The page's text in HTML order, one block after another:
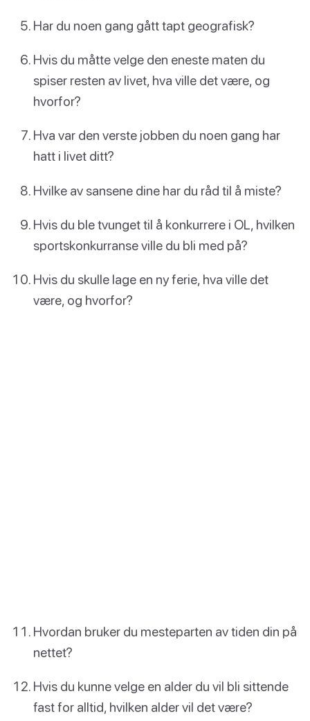
Har du noen gang gått tapt geografisk?
Hvis du måtte velge den eneste maten du
spiser resten av livet, hva ville det være, og
hvorfor?
Hva var den verste jobben du noen gang har
hatt i livet ditt?
Hvilke av sansene dine har du råd til å miste?
Hvis du ble tvunget til å konkurrere i OL, hvilken
sportskonkurranse ville du bli med på?
Hvis du skulle lage en ny ferie, hva ville det
være, og hvorfor?
Hvordan bruker du mesteparten av tiden din på
nettet?
Hvis du kunne velge en alder du vil bli sittende
fast for alltid, hvilken alder vil det være?